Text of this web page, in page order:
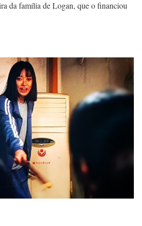
da família de Logan, que o financiou